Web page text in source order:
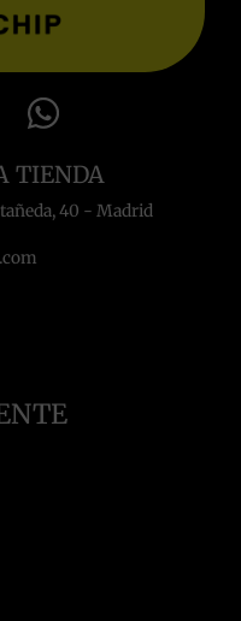
TIENDA
40 - Madrid